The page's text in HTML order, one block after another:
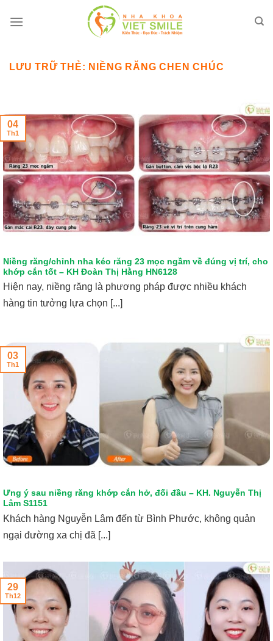
qua
LƯU TRỮ THẺ: NIỀNG RĂNG CHEN CHÚC
Niềng răng/chỉnh nha kéo răng 23 mọc ngầm về đúng vị trí, cho
khớp cắn tốt – KH Đoàn Thị Hằng HN6128
Hiện nay, niềng răng là phương pháp được nhiều khách
hàng tin tưởng lựa chọn [...]
04
Th1
Ưng ý sau niềng răng khớp cắn hở, đối đầu – KH. Nguyễn Thị
Lâm S1151
Khách hàng Nguyễn Lâm đến từ Bình Phước, không quản
ngại đường xa chị đã [...]
03
Th1
29
Th12